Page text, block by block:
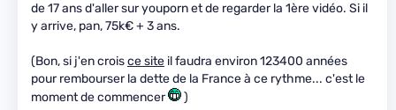
de 17 ans d'aller sur youporn et de regarder la 1ère vidéo. Si il
y arrive, pan, 75k€ + 3 ans.
(Bon, si j'en croisce site il faudra environ 123400 années
pour rembourser la dette de la France à ce rythme... c'est le
moment de commencer
)